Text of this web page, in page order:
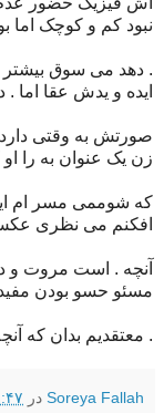
نبود کم و کوچک اما
. دهد می سوق
ایده و یدش عقا اما .
صورتش به وقتی دارد
زن یک عنوان به را او
که شوممی مسر ام
افکنم می نظری
آنچه . است مروت و
مسئو حسو بودن
. معتقدیم بدان که
Soreya Fallah در ۹:۴۷